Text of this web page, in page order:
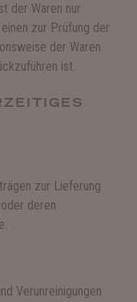
der Waren nur
zur Prüfung der
der Waren
ist.
zur Lieferung
deren
Verunreinigungen